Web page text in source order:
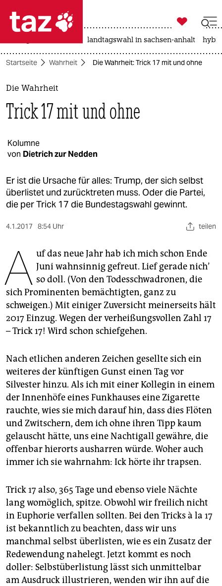
 taz zahl ich
taz zahl ich
themen
politik
gesellschaft
kultur
sport
berlin
wahrheit
verlag
verlag
veranstaltungen
fragen & hilfe
unterstützen
abo
genossenschaft
epaper login

taz zahl ich
landtagswahl in sachsen-anhalt
Startseite Wahrheit Die Wahrheit: Trick 17 mit und ohne
Die Wahrheit
Trick 17 mit und ohne
Kolumne
von Dietrich zur Nedden
Er ist die Ursache für alles: Trump, der sich selbst
überlistet und zurücktreten muss. Oder die Partei,
die per Trick 17 die Bundestagswahl gewinnt.
4.1.2017 8:54 Uhr teilen
A uf das neue Jahr hab ich mich schon Ende
Juni wahnsinnig gefreut. Lief gerade nich’
so doll. (Von den Todesschwadronen, die
sich Prominenten bemächtigten, ganz zu
schweigen.) Mit einiger Zuversicht meinerseits hält
2017 Einzug. Wegen der verheißungsvollen Zahl 17
– Trick 17! Wird schon schiefgehen.
Nach etlichen anderen Zeichen gesellte sich ein
weiteres der künftigen Gunst einen Tag vor
Silvester hinzu. Als ich mit einer Kollegin in einem
der Innenhöfe eines Funkhauses eine Zigarette
rauchte, wies sie mich darauf hin, dass dies Flöten
und Zwitschern, dem ich ohne ihren Tipp kaum
gelauscht hätte, uns eine Nachtigall gewähre, die
offenbar hierorts ausharren würde. Woher auch
immer ich sie wahrnahm: Ick hörte ihr trapsen.
Trick 17 also, 365 Tage und ebenso viele Nächte
lang womöglich, spitze. Obwohl wir freilich nicht
in Euphorie verfallen sollten. Bei den Tricks à la 17
ist bekanntlich zu beachten, dass wir uns
manchmal selbst überlisten, wie es ein Zusatz der
Redewendung nahelegt. Jetzt kommt es noch
doller: Selbstüberlistung lässt sich unmittelbar
am Ausdruck illustrieren, wenden wir ihn auf die